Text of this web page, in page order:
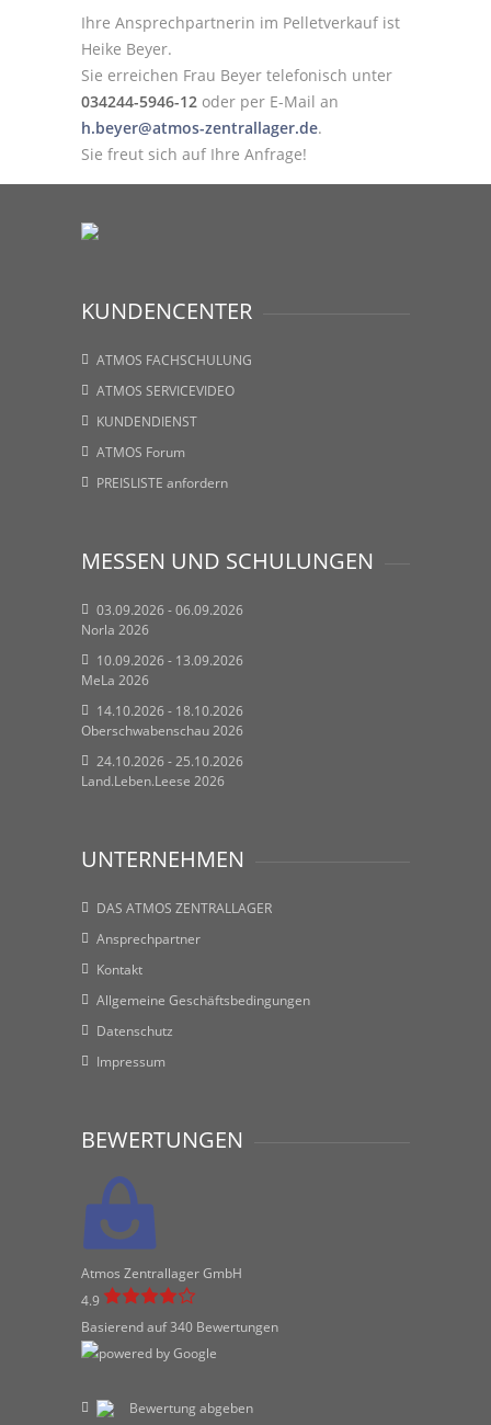
Ihre Ansprechpartnerin im Pelletverkauf ist
Heike Beyer.
Sie erreichen Frau Beyer telefonisch unter
034244-5946-12 oder per E-Mail an
h.beyer@atmos-zentrallager.de.
Sie freut sich auf Ihre Anfrage!
KUNDENCENTER
ATMOS FACHSCHULUNG
ATMOS SERVICEVIDEO
KUNDENDIENST
ATMOS Forum
PREISLISTE anfordern
MESSEN UND SCHULUNGEN
03.09.2026 - 06.09.2026
Norla 2026
10.09.2026 - 13.09.2026
MeLa 2026
14.10.2026 - 18.10.2026
Oberschwabenschau 2026
24.10.2026 - 25.10.2026
Land.Leben.Leese 2026
UNTERNEHMEN
DAS ATMOS ZENTRALLAGER
Ansprechpartner
Kontakt
Allgemeine Geschäftsbedingungen
Datenschutz
Impressum
BEWERTUNGEN
Atmos Zentrallager GmbH
4.9
Basierend auf 340 Bewertungen
Bewertung abgeben